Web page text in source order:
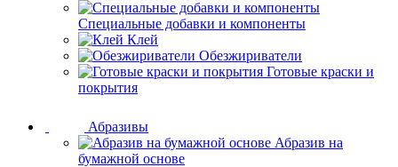
Специальные добавки и компоненты
Клей
Обезжириватели
Готовые краски и
покрытия
Абразивы
Абразив на
бумажной основе